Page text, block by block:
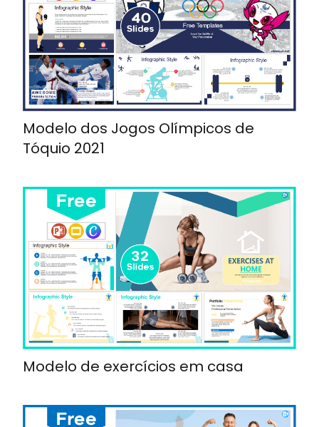
Modelo dos Jogos Olímpicos de
Tóquio 2021
Modelo de exercícios em casa